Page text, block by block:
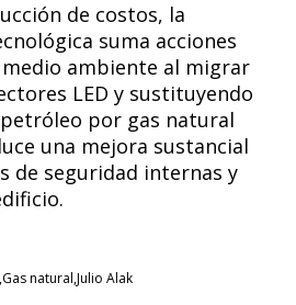
de costos, la
suma acciones
ambiente al migrar
LED y sustituyendo
por gas natural
una mejora sustancial
de seguridad internas y
Gas natural Julio Alak